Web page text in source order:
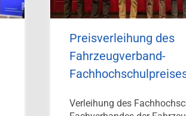
Preisverleihung des
Fahrzeugverband-
Verleihung des